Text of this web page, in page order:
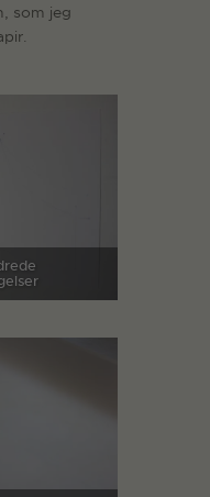
som jeg